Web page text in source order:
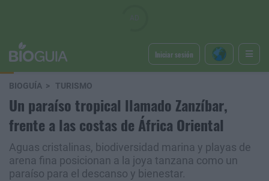
Iniciar sesión
BIOGUÍA TURISMO
Un paraíso tropical llamado Zanzíbar,
frente a las costas de África Oriental
Aguas cristalinas, biodiversidad marina y playas de
arena fina posicionan a la joya tanzana como un
paraíso para el descanso y bienestar.